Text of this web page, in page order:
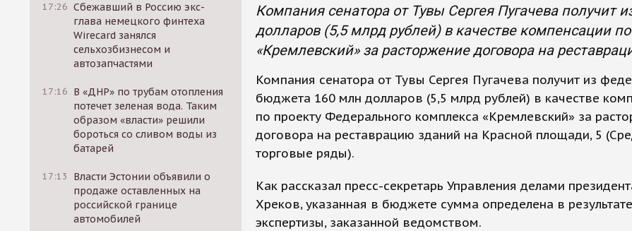
17:26 Сбежавший в Россию экс-
глава немецкого финтеха
Wirecard занялся
сельхозбизнесом и
автозапчастями
17:16 В «ДНР» по трубам отопления
потечет зеленая вода. Таким
образом «власти» решили
бороться со сливом воды из
батарей
17:13
Власти Эстонии объявили о
продаже оставленных на
российской границе
автомобилей
Компания сенатора от Тувы Сергея Пугачева получит
долларов (5,5 млрд рублей) в качестве компенсации
«Кремлевский» за расторжение договора на
Компания сенатора от Тувы Сергея Пугачева получит из
бюджета 160 млн долларов (5,5 млрд рублей) в качестве
по проекту Федерального комплекса «Кремлевский» за
договора на реставрацию зданий на Красной площади, 5
торговые ряды).
Как рассказал пресс-секретарь Управления делами
Хреков, указанная в бюджете сумма определена в результате
экспертизы, заказанной ведомством.